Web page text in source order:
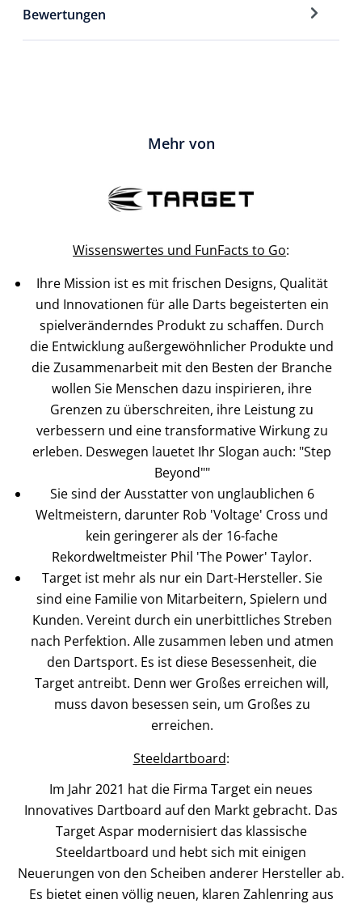
Bewertungen
Mehr von
Wissenswertes und FunFacts to Go:
Ihre Mission ist es mit frischen Designs, Qualität
und Innovationen für alle Darts begeisterten ein
spielveränderndes Produkt zu schaffen. Durch
die Entwicklung außergewöhnlicher Produkte und
die Zusammenarbeit mit den Besten der Branche
wollen Sie Menschen dazu inspirieren, ihre
Grenzen zu überschreiten, ihre Leistung zu
verbessern und eine transformative Wirkung zu
erleben. Deswegen lauetet Ihr Slogan auch: "Step
Beyond""
Sie sind der Ausstatter von unglaublichen 6
Weltmeistern, darunter Rob 'Voltage' Cross und
kein geringerer als der 16-fache
Rekordweltmeister Phil 'The Power' Taylor.
Target ist mehr als nur ein Dart-Hersteller. Sie
sind eine Familie von Mitarbeitern, Spielern und
Kunden. Vereint durch ein unerbittliches Streben
nach Perfektion. Alle zusammen leben und atmen
den Dartsport. Es ist diese Besessenheit, die
Target antreibt. Denn wer Großes erreichen will,
muss davon besessen sein, um Großes zu
erreichen.
Steeldartboard:
Im Jahr 2021 hat die Firma Target ein neues
Innovatives Dartboard auf den Markt gebracht. Das
Target Aspar modernisiert das klassische
Steeldartboard und hebt sich mit einigen
Neuerungen von den Scheiben anderer Hersteller ab.
Es bietet einen völlig neuen, klaren Zahlenring aus